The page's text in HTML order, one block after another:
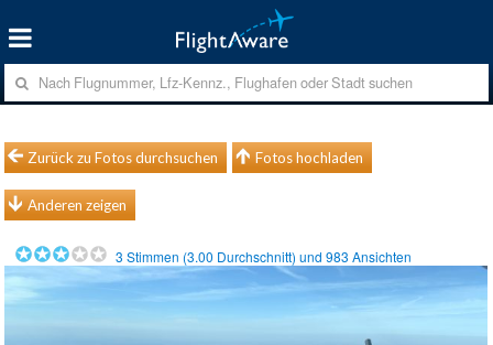
Zurück zu Fotos durchsuchen Fotos hochladen
Anderen zeigen
3 Stimmen (3.00 Durchschnitt) und983 Ansichten